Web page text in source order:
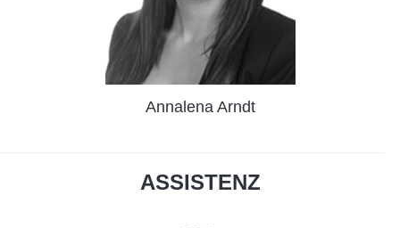
Annalena Arndt
ASSISTENZ